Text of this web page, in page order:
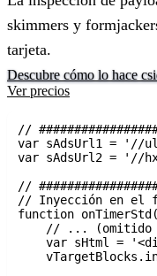
skimmers y
tarjeta.
Descubre cómo lo hace
Ver precios
//
var sAdsUrl1 = '//
var sAdsUrl2 = '//
//
// Inyección en el
function
// ... (omitido
var sHtml =